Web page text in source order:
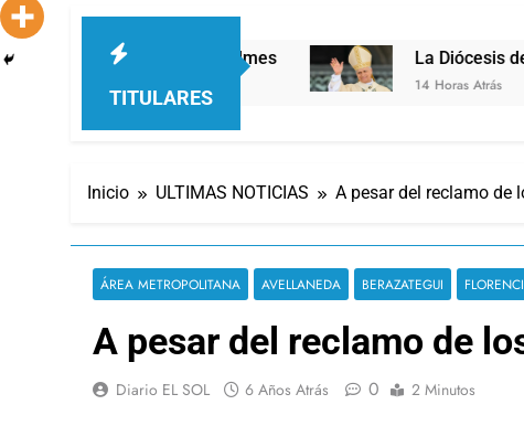
TITULARES
en la sede de Quilmes La Diócesis de
14 Horas Atrás
Inicio ULTIMAS NOTICIAS A pesar del reclamo de
ÁREA METROPOLITANA AVELLANEDA BERAZATEGUI
A pesar del reclamo de
Diario EL SOL 6 Años Atrás 0 2 Minutos